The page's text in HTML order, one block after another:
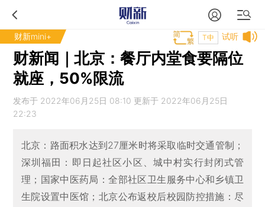
财新mini+ 试听
T中
财新闻｜北京：餐厅内堂食要隔位
就座，50%限流
发布于 2022年06月25日 08:10 更新于 2022年06月25日
22:23
北京：路面积水达到27厘米时将采取临时交通管制；
深圳福田：即日起社区小区、城中村实行封闭式管
理；国家中医药局：全部社区卫生服务中心和乡镇卫
生院设置中医馆；北京公布返校后校园防控措施：尽